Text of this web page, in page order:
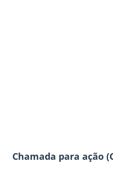
Chamada para ação